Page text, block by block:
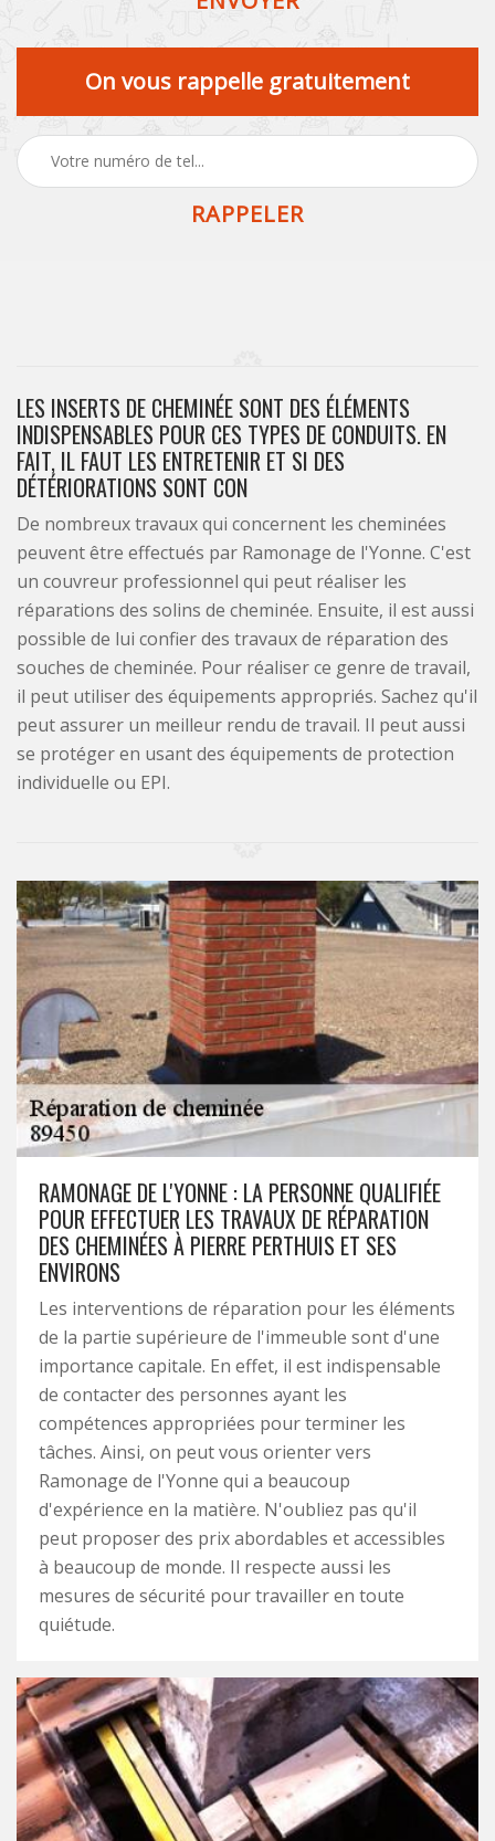
On vous rappelle gratuitement
LES INSERTS DE CHEMINÉE SONT DES ÉLÉMENTS
INDISPENSABLES POUR CES TYPES DE CONDUITS. EN
FAIT, IL FAUT LES ENTRETENIR ET SI DES
DÉTÉRIORATIONS SONT CON
De nombreux travaux qui concernent les cheminées
peuvent être effectués par Ramonage de l'Yonne. C'est
un couvreur professionnel qui peut réaliser les
réparations des solins de cheminée. Ensuite, il est aussi
possible de lui confier des travaux de réparation des
souches de cheminée. Pour réaliser ce genre de travail,
il peut utiliser des équipements appropriés. Sachez qu'il
peut assurer un meilleur rendu de travail. Il peut aussi
se protéger en usant des équipements de protection
individuelle ou EPI.
RAMONAGE DE L'YONNE : LA PERSONNE QUALIFIÉE
POUR EFFECTUER LES TRAVAUX DE RÉPARATION
DES CHEMINÉES À PIERRE PERTHUIS ET SES
ENVIRONS
Les interventions de réparation pour les éléments
de la partie supérieure de l'immeuble sont d'une
importance capitale. En effet, il est indispensable
de contacter des personnes ayant les
compétences appropriées pour terminer les
tâches. Ainsi, on peut vous orienter vers
Ramonage de l'Yonne qui a beaucoup
d'expérience en la matière. N'oubliez pas qu'il
peut proposer des prix abordables et accessibles
à beaucoup de monde. Il respecte aussi les
mesures de sécurité pour travailler en toute
quiétude.